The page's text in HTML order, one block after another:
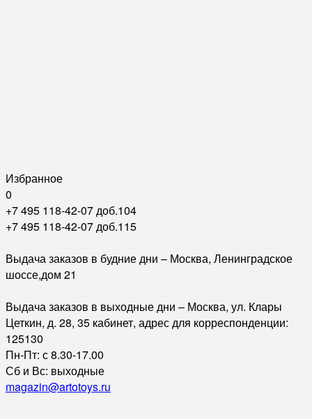
Избранное
0
+7 495 118-42-07 доб.104
+7 495 118-42-07 доб.115
Выдача заказов в будние дни – Москва, Ленинградское
шоссе,дом 21
Выдача заказов в выходные дни – Москва, ул. Клары
Цеткин, д. 28, 35 кабинет, адрес для корреспонденции:
125130
Пн-Пт: с 8.30-17.00
Сб и Вс: выходные
magazin@artotoys.ru